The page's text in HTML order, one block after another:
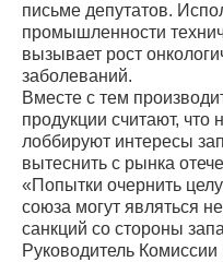
письме депутатов.
промышленности
вызывает рост
заболеваний.
Вместе с тем
продукции считают,
лоббируют интересы
вытеснить с рынка
«Попытки очернить
союза могут являться
санкций со стороны
Руководитель